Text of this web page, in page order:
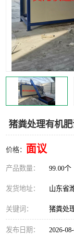
猪粪处理有机
价格： 面议
产品数量： 99.00个
发货地址： 山东省
关键词： 猪粪处
发布日期： 2026-
分子膜发酵堆肥